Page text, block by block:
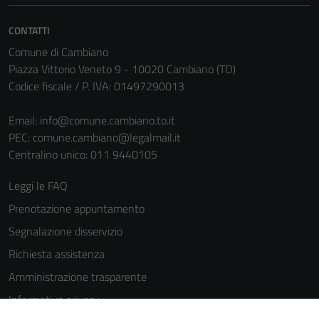
CONTATTI
Comune di Cambiano
Piazza Vittorio Veneto 9 - 10020 Cambiano (TO)
Codice fiscale / P. IVA: 01497290013
Email: info@comune.cambiano.to.it
PEC: comune.cambiano@legalmail.it
Centralino unico: 011 9440105
Leggi le FAQ
Prenotazione appuntamento
Segnalazione disservizio
Richiesta assistenza
Amministrazione trasparente
Informativa privacy